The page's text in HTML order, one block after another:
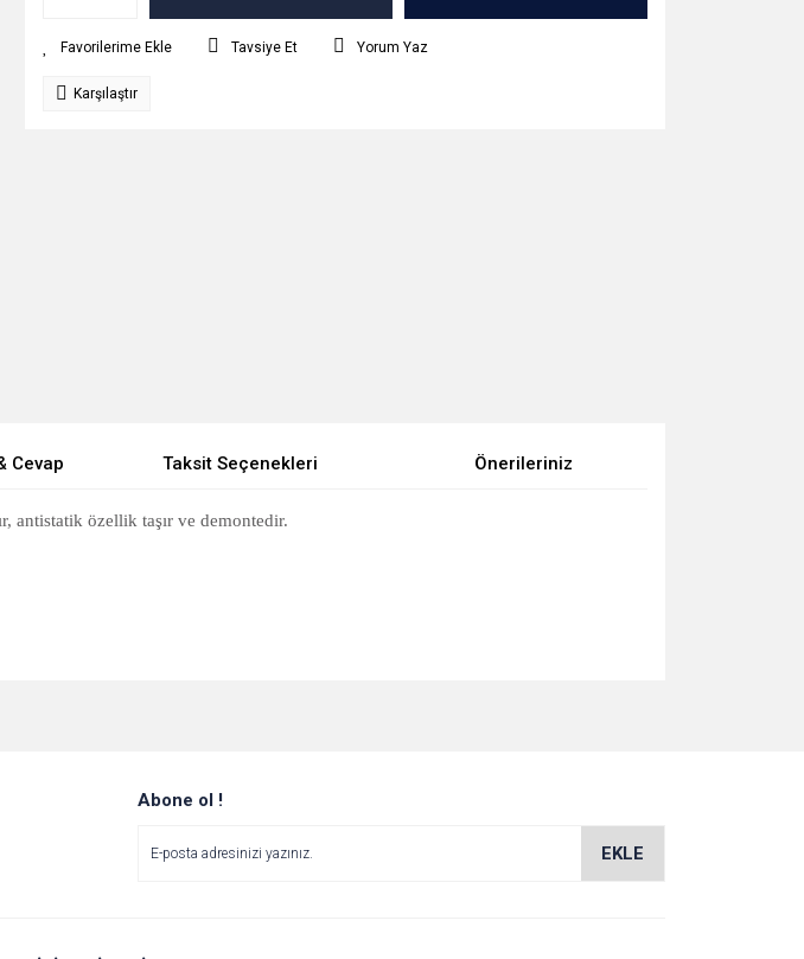
Tavsiye Et Yorum Yaz
Karşılaştır
Cevap Taksit Seçenekleri Önerileriniz
antistatik özellik taşır ve demontedir.
Abone ol !
EKLE